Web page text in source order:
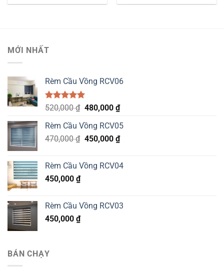
MỚI NHẤT
Rèm Cầu Vồng RCV06
Được xếp
5.00
5 sao
520,000₫ Original
was:
520,000 ₫.
480,000 ₫Current
is:
480,000 ₫.
Rèm Cầu Vồng RCV05
470,000₫ Original
470,000 ₫.
450,000 ₫Current
450,000 ₫.
Rèm Cầu Vồng RCV04
450,000 ₫
Rèm Cầu Vồng RCV03
450,000 ₫
BÁN CHẠY